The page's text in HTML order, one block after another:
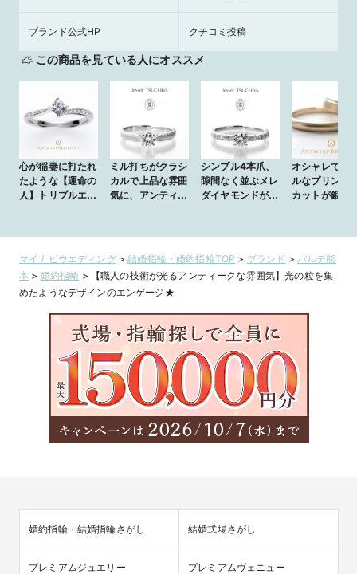
ブランド公式HP クチコミ投稿
この商品を見ている人にオススメ
心が稲妻に打たれ
たような【運命の
人】トリプルエク
輪 Lightning
ミル打ちがクラシ
カルで上品な雰囲
気に、アンティー
ト・アンティー
ク】ruida fumie
シンプル4本爪、
隙間なく並ぶメレ
ダイヤモンドが美
【ルミエール ブ
リアン】rubida
stella
オシャレでシ
ルなプリンセ
カットが銀座
Princess
【Carre】
マイナビウエディング>結婚指輪・婚約指輪TOP > ブランド > パルテ熊
本 > 婚約指輪 >
【職人の技術が光るアンティークな雰囲気】光の粒を集
めたようなデザインのエンゲージ★
婚約指輪・結婚指輪さがし 結婚式場さがし
プレミアムジュエリー プレミアムヴェニュー